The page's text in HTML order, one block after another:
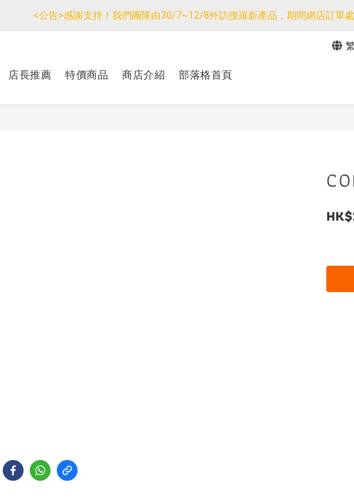
優惠免運產品如與其他商品同單購買，其他商品每件只需加$7
<公告>感謝支持！我們團隊由30/7~12/8外訪搜羅新產品，期間網店訂單
優惠免運產品如與其他商品同單購買，其他商品每件只需加$7
店長推薦 特價商品 商店介紹 部落格首頁